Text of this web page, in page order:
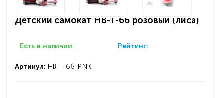
Детский самокат HB-T-66 розовый (лиса)
Есть в наличии Рейтинг:
Артикул: HB-T-66-PINK